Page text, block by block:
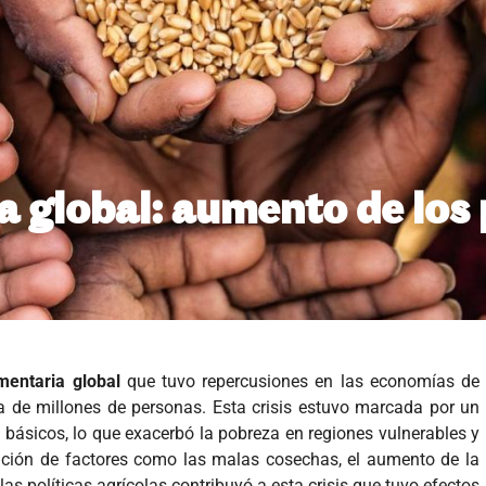
global: aumento de los
globalque tuvo repercusiones en las economías de
millones de personas. Esta crisis estuvo marcada por un
lo que exacerbó la pobreza en regiones vulnerables y
de factores como las malas cosechas, el aumento de la